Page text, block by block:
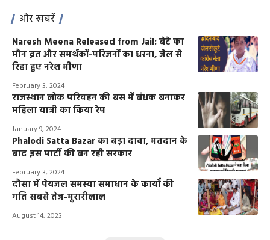
और खबरें
Naresh Meena Released from Jail: बेटे का
मौन व्रत और समर्थकों-परिजनों का धरना, जेल से
रिहा हुए नरेश मीणा
February 3, 2024
राजस्थान लोक परिवहन की बस में बंधक बनाकर
महिला यात्री का किया रेप
January 9, 2024
Phalodi Satta Bazar का बड़ा दावा, मतदान के
बाद इस पार्टी की बन रही सरकार
February 3, 2024
दौसा में पेयजल समस्या समाधान के कार्यों की
गति सबसे तेज-मुरारीलाल
August 14, 2023